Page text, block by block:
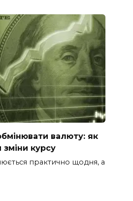
валюту: як
зміни курсу
практично щодня, а